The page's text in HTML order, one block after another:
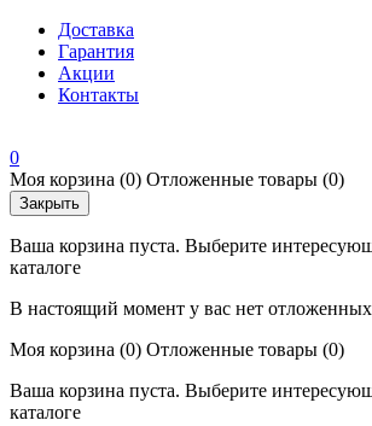
Доставка
Гарантия
Акции
Контакты
0
Моя корзина (0) Отложенные товары (0)
Закрыть
Ваша корзина пуста. Выберите
каталоге
В настоящий момент у вас нет отложенных
Моя корзина (0) Отложенные товары (0)
Ваша корзина пуста. Выберите
каталоге